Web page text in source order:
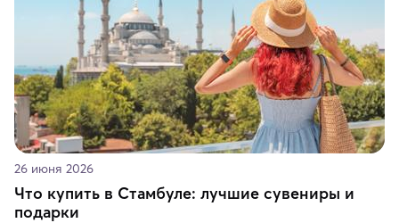
26 июня 2026
Что купить в Стамбуле: лучшие сувениры и
подарки